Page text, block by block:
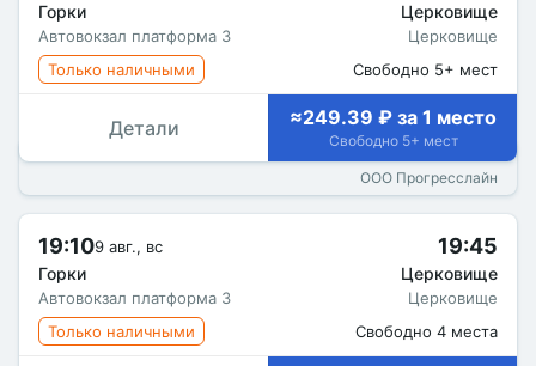
Горки
Автовокзал платформа 3
Церковище
Церковище
Только наличными
Свободно 5+ мест
Детали ≈249.39 ₽ за 1 место
Свободно 5+ мест
ООО Прогресслайн
19:109 авг., вс
Горки
Автовокзал платформа 3
19:45
Церковище
Церковище
Только наличными
Свободно 4 места